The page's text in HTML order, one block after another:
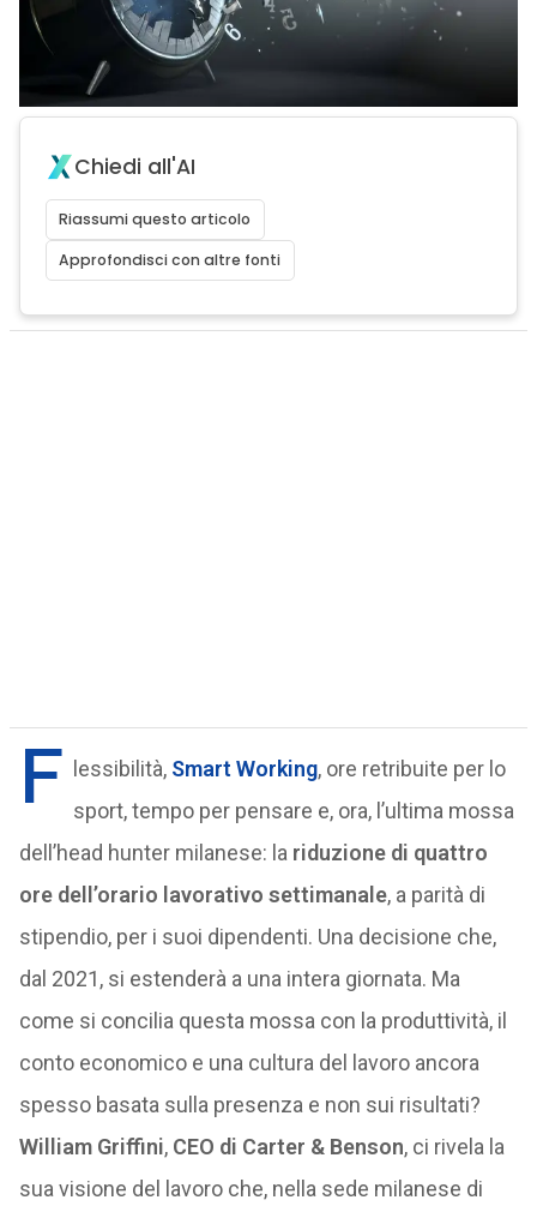
Chiedi all'AI
Riassumi questo articolo
Approfondisci con altre fonti
F lessibilità, Smart Working, ore retribuite per lo
sport, tempo per pensare e, ora, l’ultima mossa
dell’head hunter milanese: la riduzione di quattro
ore dell’orario lavorativo settimanale, a parità di
stipendio, per i suoi dipendenti. Una decisione che,
dal 2021, si estenderà a una intera giornata. Ma
come si concilia questa mossa con la produttività, il
conto economico e una cultura del lavoro ancora
spesso basata sulla presenza e non sui risultati?
William Griffini, CEO di Carter & Benson, ci rivela la
sua visione del lavoro che, nella sede milanese di